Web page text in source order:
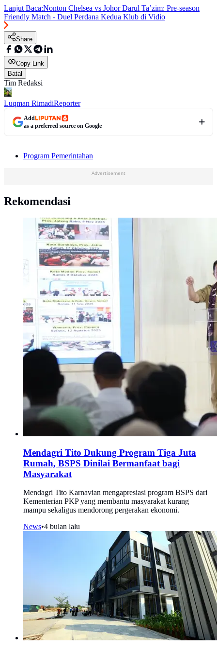
Lanjut Baca:Nonton Chelsea vs Johor Darul Ta’zim: Pre-season
Friendly Match - Duel Perdana Kedua Klub di Vidio
Share
Copy Link
Batal
Tim Redaksi
Luqman RimadiReporter
Add
as a preferred source on Google
Program Pemerintahan
Advertisement
Rekomendasi
Mendagri Tito Dukung Program Tiga Juta
Rumah, BSPS Dinilai Bermanfaat bagi
Masyarakat
Mendagri Tito Karnavian mengapresiasi program BSPS dari
Kementerian PKP yang membantu masyarakat kurang
mampu sekaligus mendorong pergerakan ekonomi.
News•4 bulan lalu